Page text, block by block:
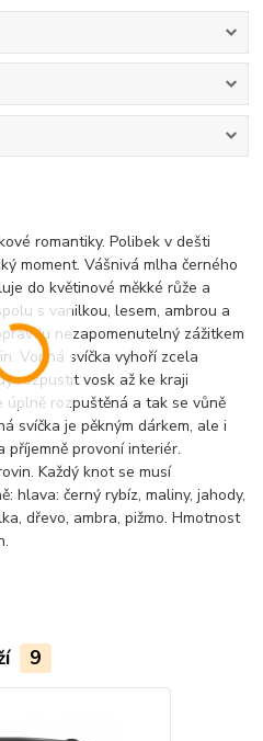
romantiky. Polibek v dešti
moment. Vášnivá mlha černého
do květinové měkké růže a
s vanilkou, lesem, ambrou a
nezapomenutelný zážitkem
Vonná svíčka vyhoří zcela
rozpustit vosk až ke kraji
úplně rozpuštěná a tak se vůně
svíčka je pěkným dárkem, ale i
příjemně provoní interiér.
Každý knot se musí
hlava: černý rybíz, maliny, jahody,
dřevo, ambra, pižmo. Hmotnost
9